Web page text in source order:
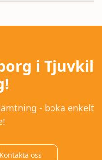
i Tjuvkil
- boka enkelt
Kontakta oss